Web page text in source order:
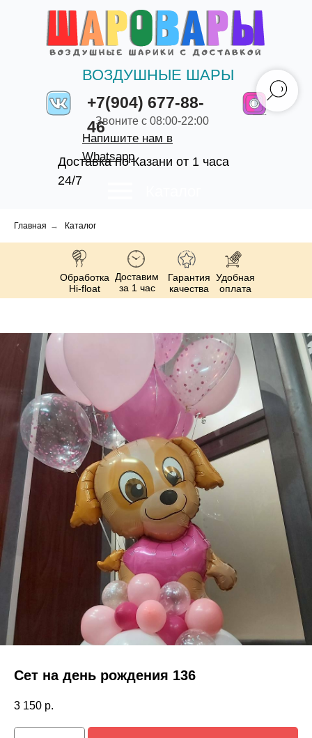
+7(904) 677-88-
46
ВОЗДУШНЫЕ ШАРЫ
Доставка по Казани от 1 часа
24/7
Звоните с 08:00-22:00
Напишите нам в
Whatsapp
Главная → Каталог
Обработка
Hi-float
Доставим
за 1 час
Гарантия
качества
Удобная
оплата
Сет на день рождения 136
3 150 р.